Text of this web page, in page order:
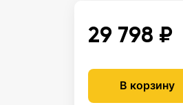
29 798 ₽
В корзину